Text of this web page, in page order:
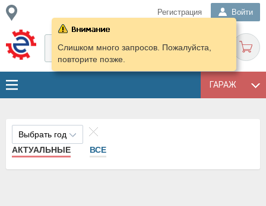
Регистрация Войти
ГАРАЖ
Слишком много запросов. Пожалуйста,
повторите позже.
Выбрать год
АКТУАЛЬНЫЕ
ВСЕ